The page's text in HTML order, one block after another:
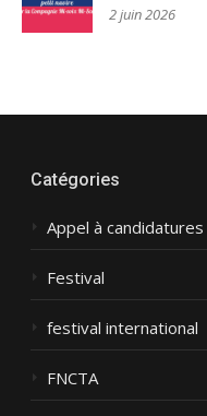
2 juin 2026
Catégories
Appel à candidatures
Festival
festival international
FNCTA